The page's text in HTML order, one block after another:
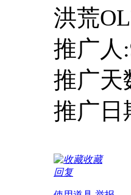
洪荒
推广
推广天
推广日
收藏
回复